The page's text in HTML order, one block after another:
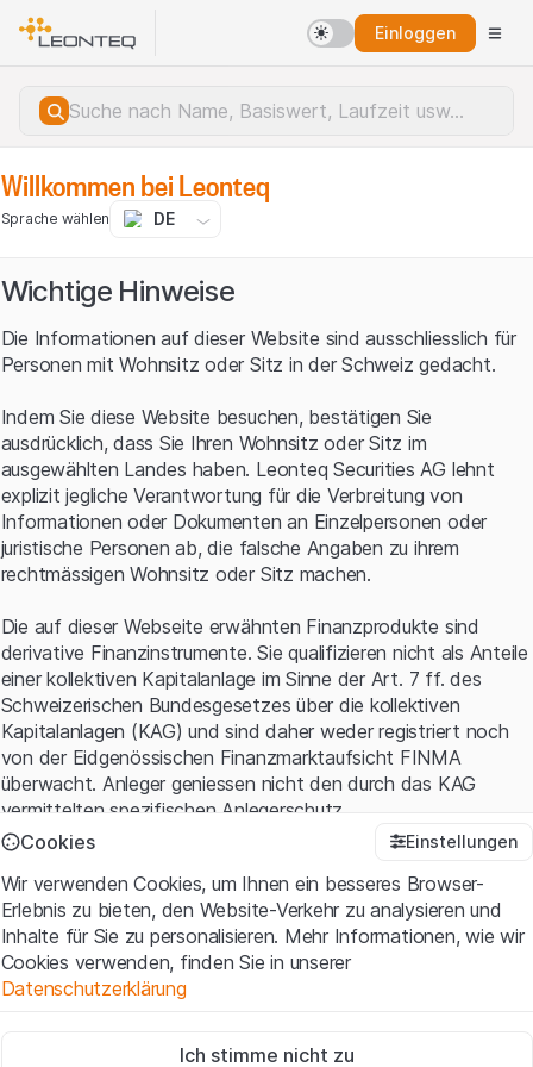
Einloggen
Serverfehler.
Willkommen bei Leonteq
Sprache wählen DE
Wichtige Hinweise
Die Informationen auf dieser Website sind ausschliesslich für
Personen mit Wohnsitz oder Sitz in der Schweiz gedacht.
Indem Sie diese Website besuchen, bestätigen Sie
ausdrücklich, dass Sie Ihren Wohnsitz oder Sitz im
ausgewählten Landes haben. Leonteq Securities AG lehnt
explizit jegliche Verantwortung für die Verbreitung von
Informationen oder Dokumenten an Einzelpersonen oder
juristische Personen ab, die falsche Angaben zu ihrem
rechtmässigen Wohnsitz oder Sitz machen.
Die auf dieser Webseite erwähnten Finanzprodukte sind
derivative Finanzinstrumente. Sie qualifizieren nicht als Anteile
einer kollektiven Kapitalanlage im Sinne der Art. 7 ff. des
Schweizerischen Bundesgesetzes über die kollektiven
Kapitalanlagen (KAG) und sind daher weder registriert noch
von der Eidgenössischen Finanzmarktaufsicht FINMA
überwacht. Anleger geniessen nicht den durch das KAG
vermittelten spezifischen Anlegerschutz.
Mit dem Zugriff auf diese Website der Leonteq Securities AG
(die "Website") erklären Sie, dass Sie die rechtlichen
Informationen und die wichtigen Hinweise und
Nutzungsbedingungenverstanden haben und akzeptieren.
Wenn Sie mit den Nutzungsbedingungen nicht einverstanden
Cookies Einstellungen
Wir verwenden Cookies, um Ihnen ein besseres Browser-
Erlebnis zu bieten, den Website-Verkehr zu analysieren und
Inhalte für Sie zu personalisieren. Mehr Informationen, wie wir
Cookies verwenden, finden Sie in unserer
Datenschutzerklärung
Diese Cookies sind für die Website erforderlich und können nicht
Ich stimme nicht zu